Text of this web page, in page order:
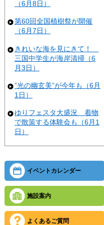
（6月8日）
第60回全国植樹祭が開催
（6月7日）
きれいな海を見にきて！
三国中学生が海岸清掃（6
月3日）
”光の幽玄美”が今年も（6月
1日）
ゆりフェスタ大盛況 着物
で散策する体験会も（6月1
日）
イベントカレンダー
施設案内
よくあるご質問